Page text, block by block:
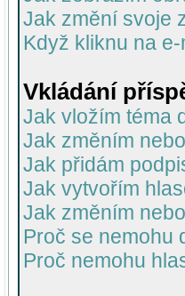
Jak změní svoje
Když kliknu na
Vkládání
Jak vložím téma
Jak změním
Jak přidám
Jak vytvořím
Jak změním
Proč se nemohu
Proč nemohu